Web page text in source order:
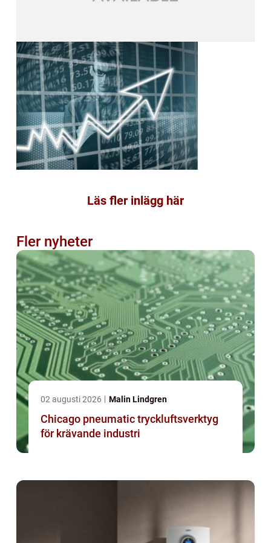
Läs fler inlägg här
Fler nyheter
02 augusti 2026 Malin Lindgren
Chicago pneumatic tryckluftsverktyg
för krävande industri